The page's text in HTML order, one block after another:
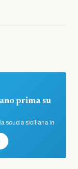
prima su
scuola siciliana in